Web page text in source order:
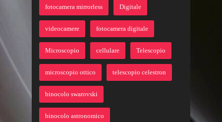
fotocamera mirrorless Digitale
videocamere fotocamera digitale
Microscopio cellulare Telescopio
microscopio ottico telescopio celestron
binocolo swarovski
binocolo astronomico